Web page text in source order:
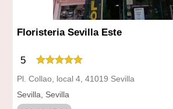
Floristeria Sevilla Este
5
Pl. Collao, local 4, 41019 Sevilla
Sevilla, Sevilla